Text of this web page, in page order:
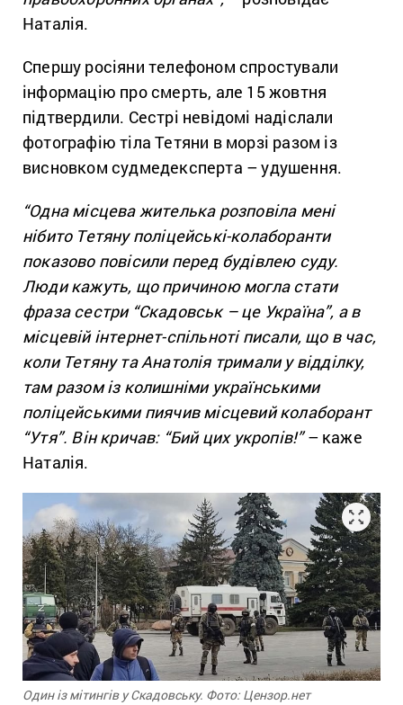
Наталія.
Спершу росіяни телефоном спростували
інформацію про смерть, але 15 жовтня
підтвердили. Сестрі невідомі надіслали
фотографію тіла Тетяни в морзі разом із
висновком судмедексперта – удушення.
“Одна місцева жителька розповіла мені
нібито Тетяну поліцейські-колаборанти
показово повісили перед будівлею суду.
Люди кажуть, що причиною могла стати
фраза сестри “Скадовськ – це Україна”, а в
місцевій інтернет-спільноті писали, що в час,
коли Тетяну та Анатолія тримали у відділку,
там разом із колишніми українськими
поліцейськими пиячив місцевий колаборант
“Утя”. Він кричав: “Бий цих укропів!”– каже
Наталія.
Один із мітингів у Скадовську. Фото: Цензор.нет